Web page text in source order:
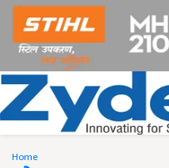
Home